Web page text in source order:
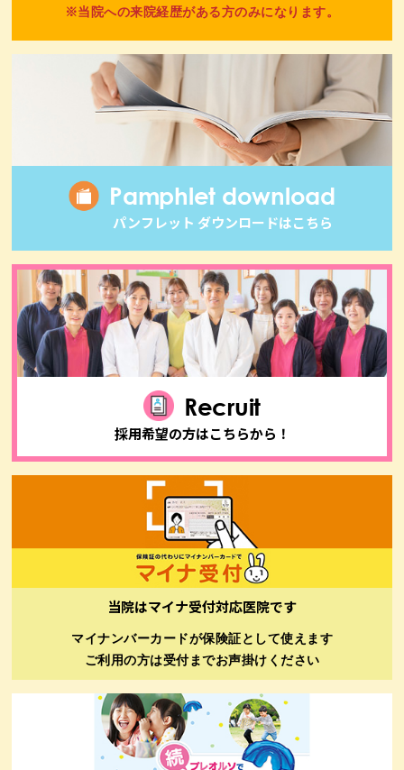
※当院への来院経歴がある方のみになります。
Pamphlet download
パンフレット ダウンロードはこちら
Recruit
採用希望の方はこちらから！
当院はマイナ受付対応医院です
マイナンバーカードが保険証として使えます
ご利用の方は受付までお声掛けください